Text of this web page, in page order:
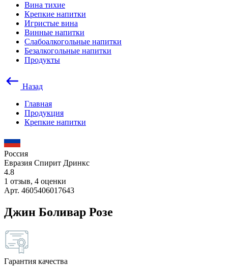
Вина тихие
Крепкие напитки
Игристые вина
Винные напитки
Слабоалкогольные напитки
Безалкогольные напитки
Продукты
Назад
Главная
Продукция
Крепкие напитки
Россия
Евразия Спирит Дринкс
4.8
1 отзыв, 4 оценки
Арт. 4605406017643
Джин Боливар Розе
Гарантия качества